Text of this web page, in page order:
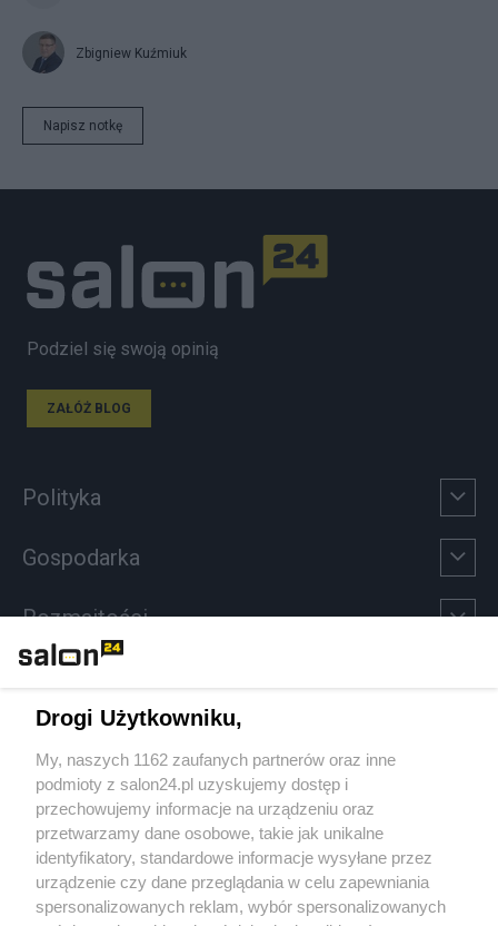
Zbigniew Kuźmiuk
Napisz notkę
Podziel się swoją opinią
ZAŁÓŻ BLOG
Polityka
Gospodarka
Rozmaitości
Sport
Społeczeństwo
Kultura
Drogi Użytkowniku,
My, naszych 1162 zaufanych partnerów oraz inne
podmioty z salon24.pl uzyskujemy dostęp i
przechowujemy informacje na urządzeniu oraz
przetwarzamy dane osobowe, takie jak unikalne
identyfikatory, standardowe informacje wysyłane przez
urządzenie czy dane przeglądania w celu zapewniania
spersonalizowanych reklam, wybór spersonalizowanych